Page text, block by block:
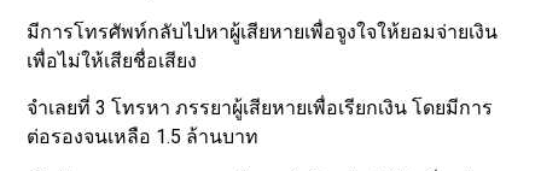
มีการโทรศัพท์กลับไปหาผู้เสียหายเพื่อจูงใจให้ยอมจ่ายเงิน
เพื่อไม่ให้เสียชื่อเสียง
จำเลยที่ 3 โทรหา ภรรยาผู้เสียหายเพื่อเรียกเงิน โดยมีการ
ต่อรองจนเหลือ 1.5 ล้านบาท